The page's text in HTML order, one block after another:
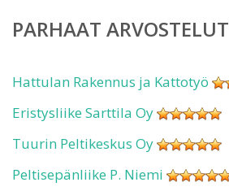
PARHAAT ARVOSTELUT
Hattulan Rakennus ja Kattotyö
Eristysliike Sarttila Oy
Tuurin Peltikeskus Oy
Peltisepänliike P. Niemi